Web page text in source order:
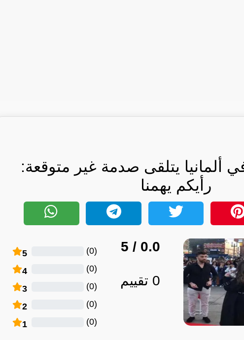
ألمانيا يتلقى صدمة غير متوقعة:
رأيكم يهمنا
0.0
/ 5
0 تقييم
5 (
0
)
4 (
0
)
3 (
0
)
2 (
0
)
1 (
0
)